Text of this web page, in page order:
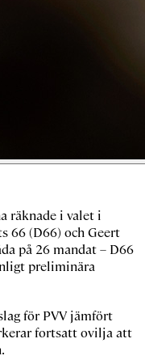
räknade i valet i
66 (D66) och Geert
på 26 mandat – D66
preliminära
för PVV jämfört
fortsatt ovilja att